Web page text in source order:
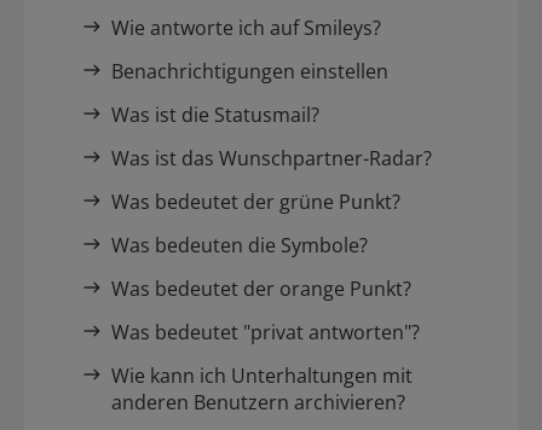
Wie antworte ich auf Smileys?
Benachrichtigungen einstellen
Was ist die Statusmail?
Was ist das Wunschpartner-Radar?
Was bedeutet der grüne Punkt?
Was bedeuten die Symbole?
Was bedeutet der orange Punkt?
Was bedeutet "privat antworten"?
Wie kann ich Unterhaltungen mit
anderen Benutzern archivieren?